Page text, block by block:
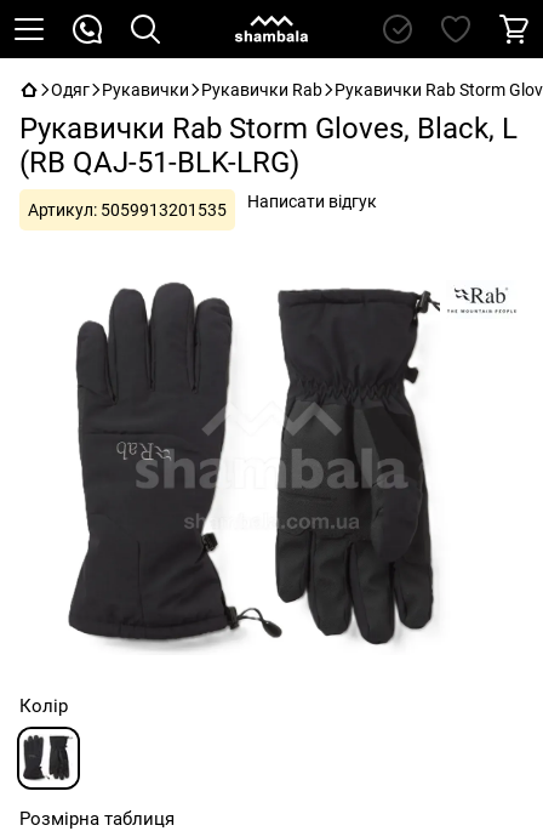
Одяг Рукавички Рукавички Rab Рукавички Rab Storm
Рукавички Rab Storm Gloves, Black, L
(RB QAJ-51-BLK-LRG)
Артикул: 5059913201535 Написати відгук
Колір
Розмірна таблиця